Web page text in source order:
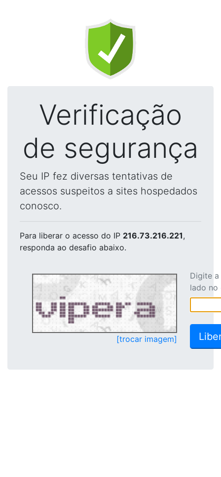
Verificação
de segurança
Seu IP fez diversas tentativas de
acessos suspeitos a sites hospedados
conosco.
Para liberar o acesso do IP 216.73.216.221,
responda ao desafio abaixo.
[trocar imagem]
Digite
lado no